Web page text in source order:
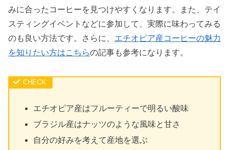
みに合ったコーヒーを見つけやすくなります。また、テイ
スティングイベントなどに参加して、実際に味わってみる
のも良い方法です。さらに、 エチオピア産コーヒーの魅力
を知りたい方はこちらの記事も参考になります。
エチオピア産はフルーティーで明るい酸味
ブラジル産はナッツのような風味と甘さ
自分の好みを考えて産地を選ぶ